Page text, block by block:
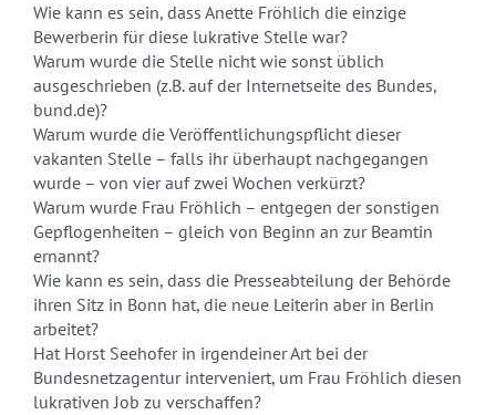
Wie kann es sein, dass Anette Fröhlich die einzige
Bewerberin für diese lukrative Stelle war?
Warum wurde die Stelle nicht wie sonst üblich
ausgeschrieben (z.B. auf der Internetseite des Bundes,
bund.de)?
Warum wurde die Veröffentlichungspflicht dieser
vakanten Stelle – falls ihr überhaupt nachgegangen
wurde – von vier auf zwei Wochen verkürzt?
Warum wurde Frau Fröhlich – entgegen der sonstigen
Gepflogenheiten – gleich von Beginn an zur Beamtin
ernannt?
Wie kann es sein, dass die Presseabteilung der Behörde
ihren Sitz in Bonn hat, die neue Leiterin aber in Berlin
arbeitet?
Hat Horst Seehofer in irgendeiner Art bei der
Bundesnetzagentur interveniert, um Frau Fröhlich diesen
lukrativen Job zu verschaffen?